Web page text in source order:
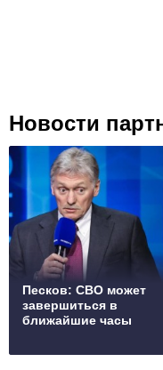
Новости
Песков: СВО может
завершиться в
ближайшие часы